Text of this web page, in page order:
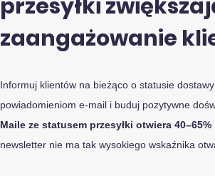
przesyłki
zaangażowanie
Informuj klientów na bieżąco o statusie
powiadomieniom e-mail i buduj pozytywne
Maile ze statusem przesyłki otwiera
newsletter nie ma tak wysokiego wskaźnika